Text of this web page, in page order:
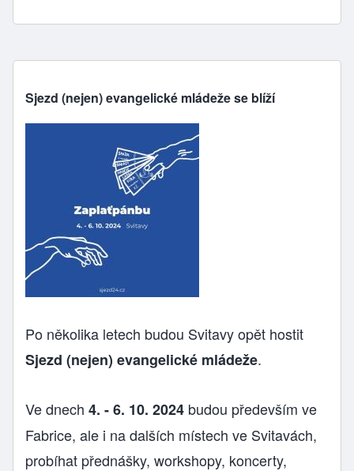
Sjezd (nejen) evangelické mládeže se blíží
Po několika letech budou Svitavy opět hostit
Sjezd (nejen) evangelické mládeže.
Ve dnech 4. - 6. 10. 2024 budou především ve
Fabrice, ale i na dalších místech ve Svitavách,
probíhat přednášky, workshopy, koncerty,